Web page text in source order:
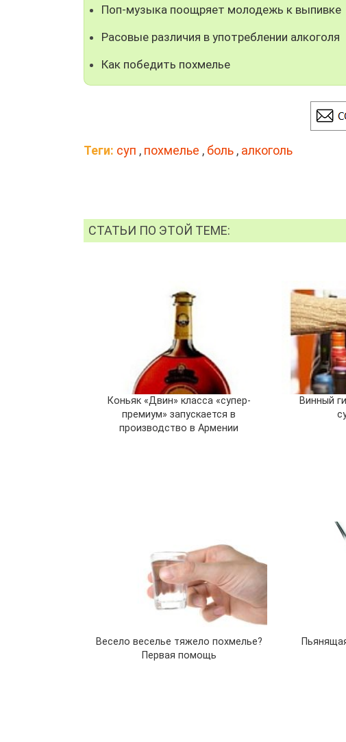
Поп-музыка поощряет молодежь к выпивке
Расовые различия в употреблении алкоголя
Как победить похмелье
Теги: суп , похмелье , боль , алкоголь
СТАТЬИ ПО ЭТОЙ ТЕМЕ:
Коньяк «Двин» класса «супер-
премиум» запускается в
производство в Армении
Винный
Весело веселье тяжело похмелье?
Первая помощь